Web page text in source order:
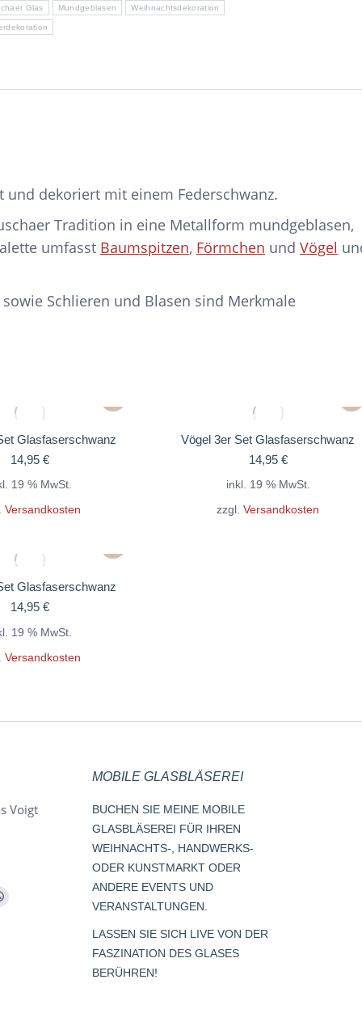
Glas Mundgeblasen Weihnachtsdekoration
dekoriert mit einem Federschwanz.
Tradition in eine Metallform mundgeblasen,
umfasst Baumspitzen, Förmchen und Vögel
Schlieren und Blasen sind Merkmale
Glasfaserschwanz
14,95 €
19 % MwSt.
Versandkosten
Vögel 3er Set Glasfaserschwanz
14,95 €
inkl. 19 % MwSt.
zzgl. Versandkosten
Glasfaserschwanz
14,95 €
19 % MwSt.
Versandkosten
Voigt
MOBILE GLASBLÄSEREI
BUCHEN SIE MEINE MOBILE
GLASBLÄSEREI FÜR IHREN
WEIHNACHTS-, HANDWERKS-
ODER KUNSTMARKT ODER
ANDERE EVENTS UND
VERANSTALTUNGEN.
LASSEN SIE SICH LIVE VON DER
FASZINATION DES GLASES
BERÜHREN!